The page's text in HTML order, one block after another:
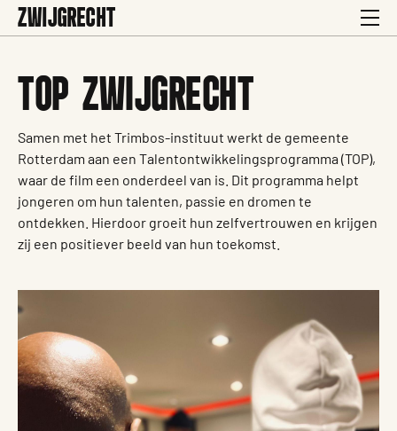
ZWIJGRECHT
TOP ZWIJGRECHT
Samen met het Trimbos-instituut werkt de gemeente
Rotterdam aan een Talentontwikkelingsprogramma (TOP),
waar de film een onderdeel van is. Dit programma helpt
jongeren om hun talenten, passie en dromen te
ontdekken. Hierdoor groeit hun zelfvertrouwen en krijgen
zij een positiever beeld van hun toekomst.